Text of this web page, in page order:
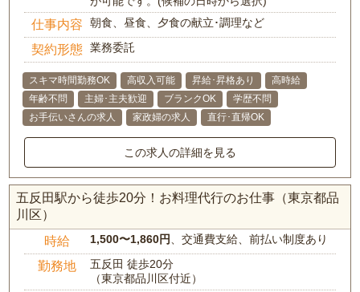
仕事内容 朝食、昼食、夕食の献立･調理など
契約形態 業務委託
スキマ時間勤務OK 高収入可能 昇給･昇格あり
高時給
年齢不問
主婦･主夫歓迎 ブランクOK
学歴不問
お手伝いさんの求人
家政婦の求人 直行･直帰OK
この求人の詳細を見る
五反田駅から徒歩20分！お料理代行のお仕事（東京都品
川区）
時給 1,500〜1,860円 、交通費支給、前払い制度あり
勤務地
五反田 徒歩20分
（東京都品川区付近）